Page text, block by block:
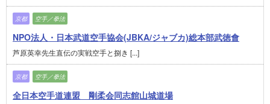
京都 空手／拳法
NPO法人・日本武道空手協会(JBKA/ジャブカ)総本部武徳會
芦原英幸先生直伝の実戦空手と捌き [...]
京都 空手／拳法
全日本空手道連盟 剛柔会同志館山城道場